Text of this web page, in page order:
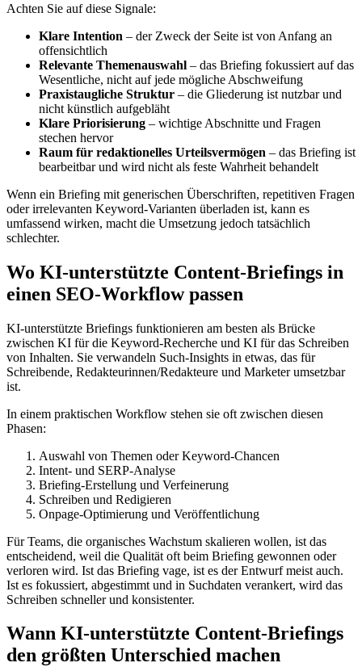
Achten Sie auf diese Signale:
Klare Intention – der Zweck der Seite ist von Anfang an
offensichtlich
Relevante Themenauswahl – das Briefing fokussiert auf das
Wesentliche, nicht auf jede mögliche Abschweifung
Praxistaugliche Struktur – die Gliederung ist nutzbar und
nicht künstlich aufgebläht
Klare Priorisierung – wichtige Abschnitte und Fragen
stechen hervor
Raum für redaktionelles Urteilsvermögen – das Briefing ist
bearbeitbar und wird nicht als feste Wahrheit behandelt
Wenn ein Briefing mit generischen Überschriften, repetitiven Fragen
oder irrelevanten Keyword-Varianten überladen ist, kann es
umfassend wirken, macht die Umsetzung jedoch tatsächlich
schlechter.
Wo KI-unterstützte Content-Briefings in
einen SEO-Workflow passen
KI-unterstützte Briefings funktionieren am besten als Brücke
zwischen KI für die Keyword-Recherche und KI für das Schreiben
von Inhalten. Sie verwandeln Such-Insights in etwas, das für
Schreibende, Redakteurinnen/Redakteure und Marketer umsetzbar
ist.
In einem praktischen Workflow stehen sie oft zwischen diesen
Phasen:
Auswahl von Themen oder Keyword-Chancen
Intent- und SERP-Analyse
Briefing-Erstellung und Verfeinerung
Schreiben und Redigieren
Onpage-Optimierung und Veröffentlichung
Für Teams, die organisches Wachstum skalieren wollen, ist das
entscheidend, weil die Qualität oft beim Briefing gewonnen oder
verloren wird. Ist das Briefing vage, ist es der Entwurf meist auch.
Ist es fokussiert, abgestimmt und in Suchdaten verankert, wird das
Schreiben schneller und konsistenter.
Wann KI-unterstützte Content-Briefings
den größten Unterschied machen